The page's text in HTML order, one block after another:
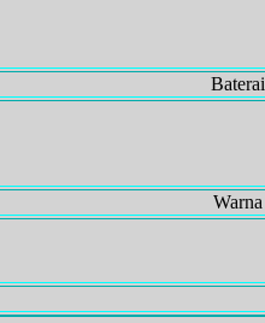
Baterai
Warna